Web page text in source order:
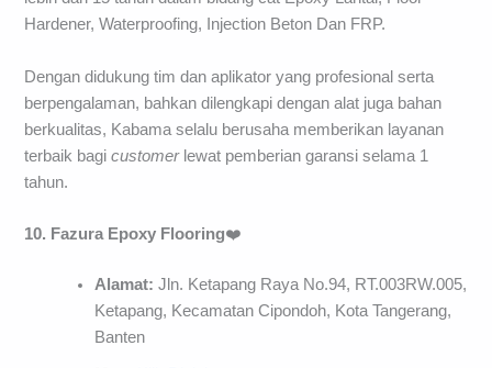
Hardener, Waterproofing, Injection Beton Dan FRP.
Dengan didukung tim dan aplikator yang profesional serta
berpengalaman, bahkan dilengkapi dengan alat juga bahan
berkualitas, Kabama selalu berusaha memberikan layanan
terbaik bagicustomerlewat pemberian garansi selama 1
tahun.
10. Fazura Epoxy Flooring❤️
Alamat: Jln. Ketapang Raya No.94, RT.003RW.005,
Ketapang, Kecamatan Cipondoh, Kota Tangerang,
Banten